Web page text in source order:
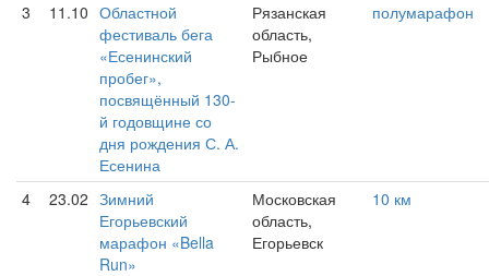
3 11.10 Областной
фестиваль бега
«Есенинский
пробег»,
посвящённый 130-
й годовщине со
дня рождения С. А.
Есенина
Рязанская
область,
Рыбное
полумарафон
4 23.02 Зимний
Егорьевский
марафон «Bella
Run»
Московская
область,
Егорьевск
10 км